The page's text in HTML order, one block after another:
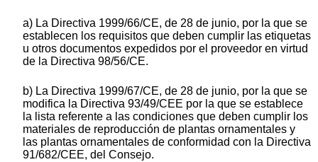
a) La Directiva 1999/66/CE, de 28 de junio, por la que se
establecen los requisitos que deben cumplir las etiquetas
u otros documentos expedidos por el proveedor en virtud
de la Directiva 98/56/CE.
b) La Directiva 1999/67/CE, de 28 de junio, por la que se
modifica la Directiva 93/49/CEE por la que se establece
la lista referente a las condiciones que deben cumplir los
materiales de reproducción de plantas ornamentales y
las plantas ornamentales de conformidad con la Directiva
91/682/CEE, del Consejo.